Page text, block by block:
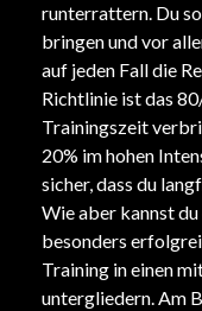
runterrattern. Du
bringen und vor
auf jeden Fall die
Richtlinie ist das
Trainingszeit
20% im hohen
sicher, dass du
Wie aber kannst
besonders
Training in einen
untergliedern. Am